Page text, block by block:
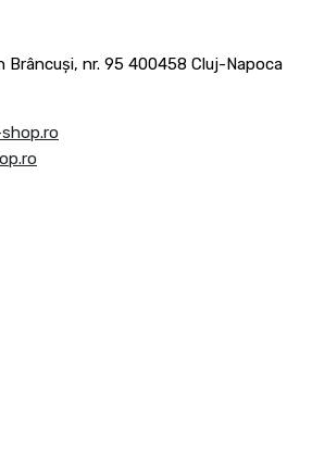
nr. 95 400458 Cluj-Napoca